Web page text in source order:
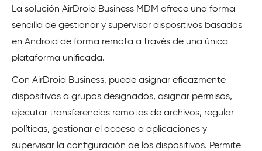
La solución AirDroid Business MDM ofrece una forma
sencilla de gestionar y supervisar dispositivos basados
en Android de forma remota a través de una única
plataforma unificada.
Con AirDroid Business, puede asignar eficazmente
dispositivos a grupos designados, asignar permisos,
ejecutar transferencias remotas de archivos, regular
políticas, gestionar el acceso a aplicaciones y
supervisar la configuración de los dispositivos. Permite